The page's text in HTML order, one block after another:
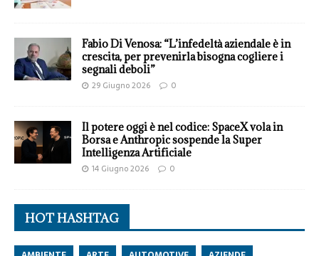
Fabio Di Venosa: “L’infedeltà aziendale è in
crescita, per prevenirla bisogna cogliere i
segnali deboli”
29 Giugno 2026 0
Il potere oggi è nel codice: SpaceX vola in
Borsa e Anthropic sospende la Super
Intelligenza Artificiale
14 Giugno 2026 0
HOT HASHTAG